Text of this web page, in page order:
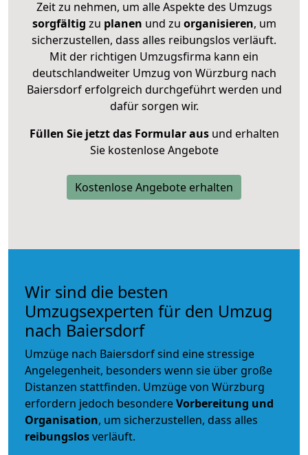
Zeit zu nehmen, um alle Aspekte des Umzugs
sorgfältig zu planen und zu organisieren, um
sicherzustellen, dass alles reibungslos verläuft.
Mit der richtigen Umzugsfirma kann ein
deutschlandweiter Umzug von Würzburg nach
Baiersdorf erfolgreich durchgeführt werden und
dafür sorgen wir.
Füllen Sie jetzt das Formular ausund erhalten
Sie kostenlose Angebote
Kostenlose Angebote erhalten
Wir sind die besten
Umzugsexperten für den Umzug
nach Baiersdorf
Umzüge nach Baiersdorf sind eine stressige
Angelegenheit, besonders wenn sie über große
Distanzen stattfinden. Umzüge von Würzburg
erfordern jedoch besondereVorbereitung und
Organisation, um sicherzustellen, dass alles
reibungslosverläuft.